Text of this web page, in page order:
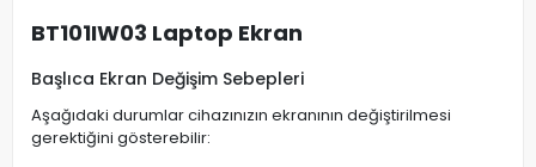
BT101IW03 Laptop Ekran
Başlıca Ekran Değişim Sebepleri
Aşağıdaki durumlar cihazınızın ekranının değiştirilmesi
gerektiğini gösterebilir: